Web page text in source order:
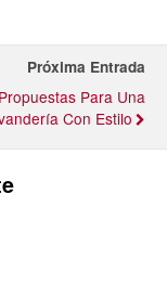
Próxima Entrada
Para Una
Con Estilo